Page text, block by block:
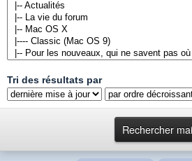
Tri des résultats par